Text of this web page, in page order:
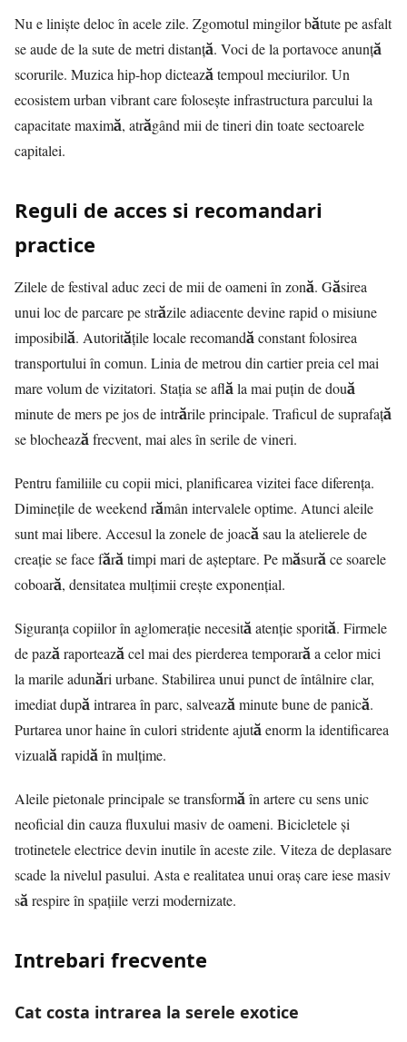
Nu e liniște deloc în acele zile. Zgomotul mingilor bătute pe asfalt
se aude de la sute de metri distanță. Voci de la portavoce anunță
scorurile. Muzica hip-hop dictează tempoul meciurilor. Un
ecosistem urban vibrant care folosește infrastructura parcului la
capacitate maximă, atrăgând mii de tineri din toate sectoarele
capitalei.
Reguli de acces si recomandari
practice
Zilele de festival aduc zeci de mii de oameni în zonă. Găsirea
unui loc de parcare pe străzile adiacente devine rapid o misiune
imposibilă. Autoritățile locale recomandă constant folosirea
transportului în comun. Linia de metrou din cartier preia cel mai
mare volum de vizitatori. Stația se află la mai puțin de două
minute de mers pe jos de intrările principale. Traficul de suprafață
se blochează frecvent, mai ales în serile de vineri.
Pentru familiile cu copii mici, planificarea vizitei face diferența.
Diminețile de weekend rămân intervalele optime. Atunci aleile
sunt mai libere. Accesul la zonele de joacă sau la atelierele de
creație se face fără timpi mari de așteptare. Pe măsură ce soarele
coboară, densitatea mulțimii crește exponențial.
Siguranța copiilor în aglomerație necesită atenție sporită. Firmele
de pază raportează cel mai des pierderea temporară a celor mici
la marile adunări urbane. Stabilirea unui punct de întâlnire clar,
imediat după intrarea în parc, salvează minute bune de panică.
Purtarea unor haine în culori stridente ajută enorm la identificarea
vizuală rapidă în mulțime.
Aleile pietonale principale se transformă în artere cu sens unic
neoficial din cauza fluxului masiv de oameni. Bicicletele și
trotinetele electrice devin inutile în aceste zile. Viteza de deplasare
scade la nivelul pasului. Asta e realitatea unui oraș care iese masiv
să respire în spațiile verzi modernizate.
Intrebari frecvente
Cat costa intrarea la serele exotice